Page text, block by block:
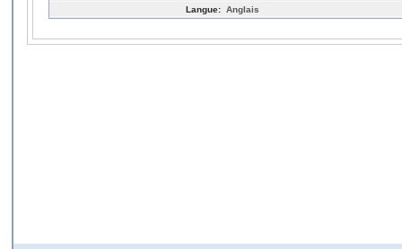
Langue: Anglais